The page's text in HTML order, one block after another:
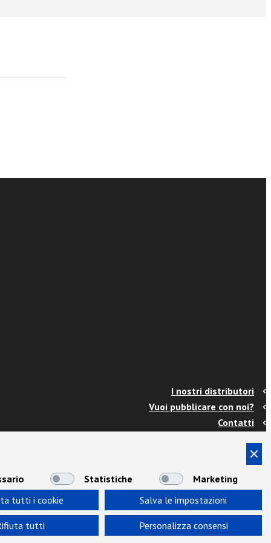
I nostri distributori
Vuoi pubblicare con noi?
Contatti
Termini e condizioni
Privacy
Area Docenti
Newsletter
Statistiche
Marketing
tutti i cookie
Salva le impostazioni
tutti Personalizza consensi